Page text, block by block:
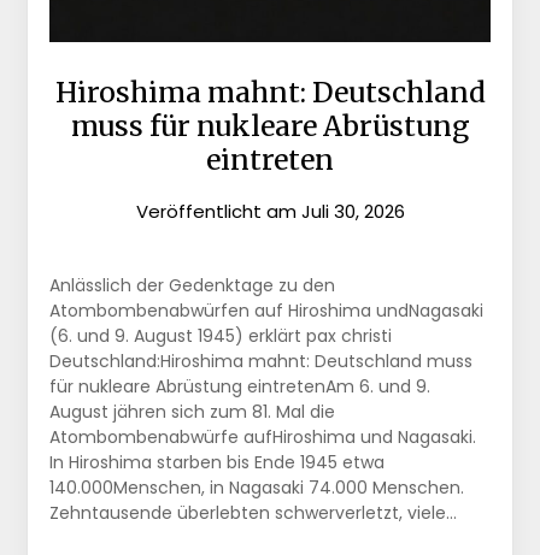
Hiroshima mahnt: Deutschland
muss für nukleare Abrüstung
eintreten
Veröffentlicht amJuli 30, 2026
Anlässlich der Gedenktage zu den
Atombombenabwürfen auf Hiroshima undNagasaki
(6. und 9. August 1945) erklärt pax christi
Deutschland:Hiroshima mahnt: Deutschland muss
für nukleare Abrüstung eintretenAm 6. und 9.
August jähren sich zum 81. Mal die
Atombombenabwürfe aufHiroshima und Nagasaki.
In Hiroshima starben bis Ende 1945 etwa
140.000Menschen, in Nagasaki 74.000 Menschen.
Zehntausende überlebten schwerverletzt, viele…